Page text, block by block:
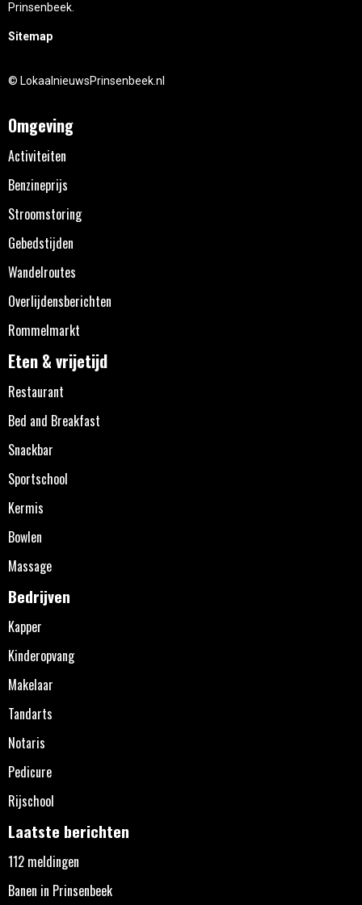
Prinsenbeek.
Sitemap
© LokaalnieuwsPrinsenbeek.nl
Omgeving
Activiteiten
Benzineprijs
Stroomstoring
Gebedstijden
Wandelroutes
Overlijdensberichten
Rommelmarkt
Eten & vrijetijd
Restaurant
Bed and Breakfast
Snackbar
Sportschool
Kermis
Bowlen
Massage
Bedrijven
Kapper
Kinderopvang
Makelaar
Tandarts
Notaris
Pedicure
Rijschool
Laatste berichten
112 meldingen
Banen in Prinsenbeek